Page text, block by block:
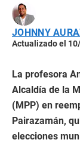
JOHNNY
Actualizado el
La profesora
Alcaldía de la
(MPP) en
Pairazamán,
elecciones